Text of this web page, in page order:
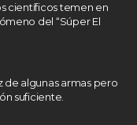
científicos temen en
del “Súper El
algunas armas pero
suficiente.